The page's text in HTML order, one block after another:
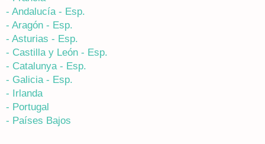
- Andalucía - Esp.
- Aragón - Esp.
- Asturias - Esp.
- Castilla y León - Esp.
- Catalunya - Esp.
- Galicia - Esp.
- Irlanda
- Portugal
- Países Bajos